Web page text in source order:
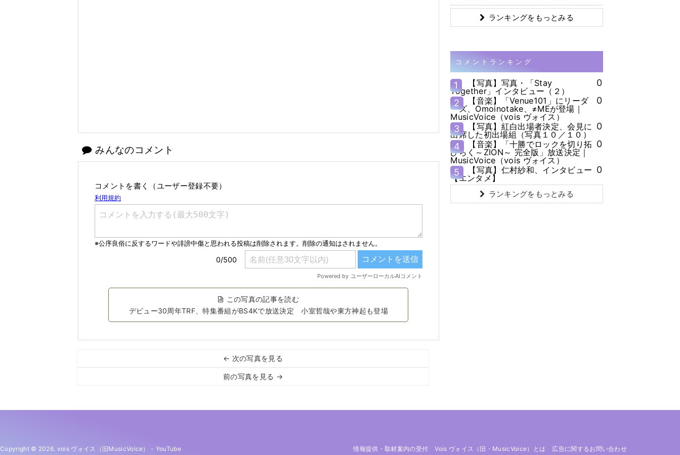
みんなのコメント
コメントを書く（ユーザー登録不要）
この写真の記事を読む
デビュー30周年TRF、特集番組がBS4Kで放送決定 小室哲哉や東方神起も登場
← 次の写真を見る
前の写真を見る →
ランキングをもっとみる
コメントランキング
1
【写真】写真・「Stay
Together」インタビュー（２）
0
2
【音楽】「Venue101」にリーダ
ーズ、Omoinotake、≠MEが登場｜
MusicVoice（vois ヴォイス）
0
3
【写真】紅白出場者決定、会見に
出席した初出場組（写真１０／１０）
0
4
【音楽】「十勝でロックを切り拓
ひらく～ZION～ 完全版」放送決定｜
MusicVoice（vois ヴォイス）
0
5
【写真】仁村紗和、インタビュー
【エンタメ】
0
ランキングをもっとみる
Copyright © 2026. vois ヴォイス（旧MusicVoice） - YouTube 情報提供・取材案内の受付 Vois ヴォイス（旧・MusicVoice）とは 広告に関するお問い合わせ